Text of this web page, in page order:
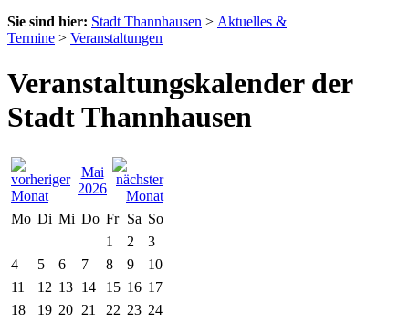
Sie sind hier: Stadt Thannhausen > Aktuelles &
Termine > Veranstaltungen
Veranstaltungskalender der
Stadt Thannhausen
Mai
2026
Mo Di Mi Do Fr Sa So
1
2
3
4
5 6 7 8 9
10
11
12 13 14 15 16 17
18
19 20 21 22 23 24